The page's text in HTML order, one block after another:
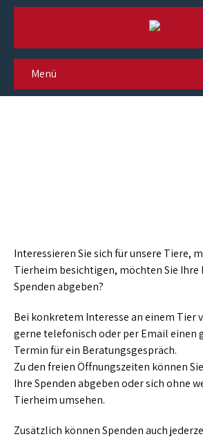
Menü
Interessieren Sie sich für unsere Tiere,
Tierheim besichtigen, möchten Sie
Spenden abgeben?
Bei konkretem Interesse an einem Tier
gerne telefonisch oder per Email einen
Termin für ein Beratungsgespräch.
Zu den freien Öffnungszeiten können
Ihre Spenden abgeben oder sich ohne
Tierheim umsehen.
Zusätzlich können Spenden auch